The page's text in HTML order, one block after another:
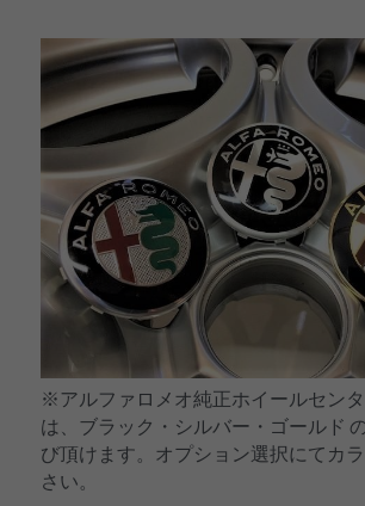
※アルファロメオ純正ホイールセン
は、ブラック・シルバー・ゴールド
び頂けます。オプション選択にてカ
さい。